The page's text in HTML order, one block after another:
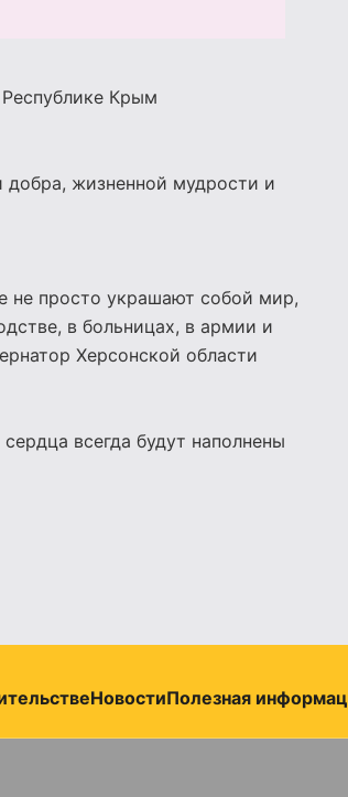
Крым
жизненной мудрости и
не просто украшают собой мир,
в больницах, в армии и
Херсонской области
всегда будут наполнены
НовостиПолезная